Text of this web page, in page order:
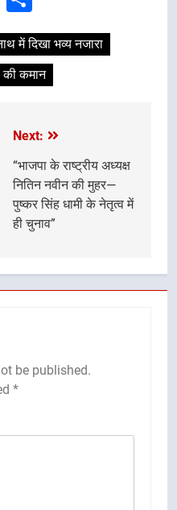
Link
में दिखा भव्य नजारा
की कमान
Next:
“भाजपा के राष्ट्रीय अध्यक्ष
नितिन नवीन की मुहर—
पुष्कर सिंह धामी के नेतृत्व में
ही चुनाव”
be published.
*